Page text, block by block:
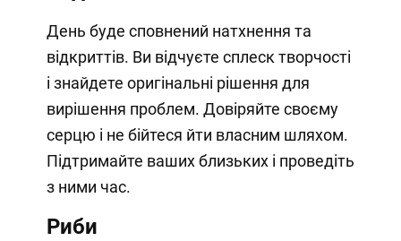
День буде сповнений натхнення та
відкриттів. Ви відчуєте сплеск творчості
і знайдете оригінальні рішення для
вирішення проблем. Довіряйте своєму
серцю і не бійтеся йти власним шляхом.
Підтримайте ваших близьких і проведіть
з ними час.
Риби